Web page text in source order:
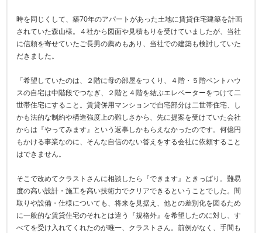
時を同じくして、築70年のアパートがあった土地に賃貸住宅建築を計画
されていた森山様。４社から図面や見積もりを受けていましたが、当社
に信頼を寄せていたご長男の薦めもあり、当社での建築も検討していた
だきました。
「希望していたのは、２階に母の部屋をつくり、４階・５階ペントハウ
スの自宅は中階段でつなぎ、２階と４階を結ぶエレベーターをつけて二
世帯住宅にすること。賃貸併用マンションで自宅部分は二世帯住宅、し
かも法的な制約や構造強度上の難しさから、先に提案を受けていた会社
からは『やってみます』という返事しかもらえなかったのです。何億円
もかける事業なのに、そんな自信のない答えをする会社に依頼すること
はできません。
そこで改めてクラストさんに相談したら『できます』ときっぱり。難易
度の高い設計・施工を高い技術力でクリアできるということでした。間
取りや設備・仕様についても、将来を見据え、他との差別化を図るため
に一般的な賃貸住宅のそれとは違う『規格外』を希望したのに対し、す
べてを受け入れてくれたのが唯一、クラストさん。前例がなく、手間も